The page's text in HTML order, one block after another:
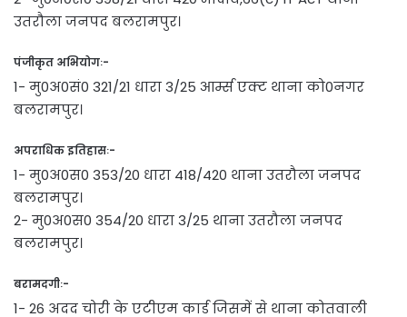
उतरौला जनपद बलरामपुर।
पंजीकृत अभियोगः-
1- मु0अ0सं0 321/21 धारा 3/25 आर्म्स एक्ट थाना को0नगर
बलरामपुर।
अपराधिक इतिहासः-
1- मु0अ0स0 353/20 धारा 418/420 थाना उतरौला जनपद
बलरामपुर।
2- मु0अ0स0 354/20 धारा 3/25 थाना उतरौला जनपद
बलरामपुर।
बरामदगीः-
1- 26 अदद चोरी के एटीएम कार्ड जिसमें से थाना कोतवाली